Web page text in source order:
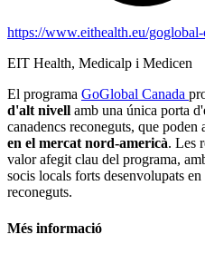
https://www.eithealth.eu/goglobal-
EIT Health, Medicalp i Medicen
El programa GoGlobal Canada
d'alt nivell amb una única porta
canadencs reconeguts, que poden
en el mercat nord-americà. Les
valor afegit clau del programa,
socis locals forts desenvolupats
reconeguts.
Més informació